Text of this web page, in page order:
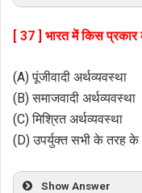
[ 37 ] भारत में किस प्रकार
(A) पूंजीवादी अर्थव्यवस्था
(B) समाजवादी अर्थव्यवस्था
(C) मिश्रित अर्थव्यवस्था
(D) उपर्युक्त सभी के तरह के
Show Answer